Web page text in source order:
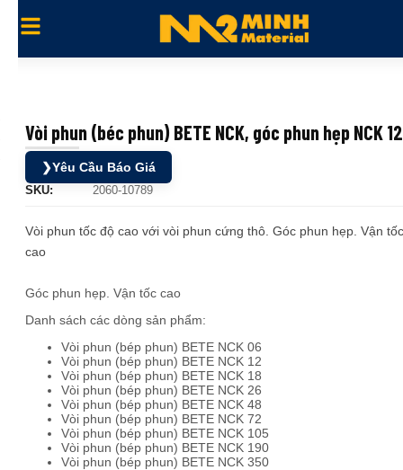
Vòi phun (béc phun) BETE NCK, góc phun hẹp NCK 12
❯Yêu Cầu Báo Giá
SKU: 2060-10789
Vòi phun tốc độ cao với vòi phun cứng thô. Góc phun hẹp. Vận tốc
cao
Góc phun hẹp. Vận tốc cao
Danh sách các dòng sản phẩm:
Vòi phun (bép phun) BETE NCK 06
Vòi phun (bép phun) BETE NCK 12
Vòi phun (bép phun) BETE NCK 18
Vòi phun (bép phun) BETE NCK 26
Vòi phun (bép phun) BETE NCK 48
Vòi phun (bép phun) BETE NCK 72
Vòi phun (bép phun) BETE NCK 105
Vòi phun (bép phun) BETE NCK 190
Vòi phun (bép phun) BETE NCK 350